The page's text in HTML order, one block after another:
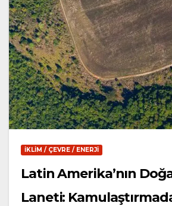
İKLIM / ÇEVRE / ENERJI
Latin Amerika’nın
Laneti: